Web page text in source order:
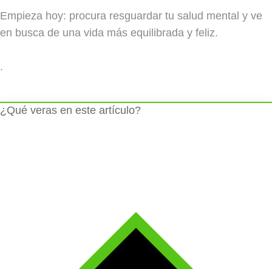
Empieza hoy: procura resguardar tu salud mental y ve
en busca de una vida más equilibrada y feliz.
.
¿Qué veras en este artículo?